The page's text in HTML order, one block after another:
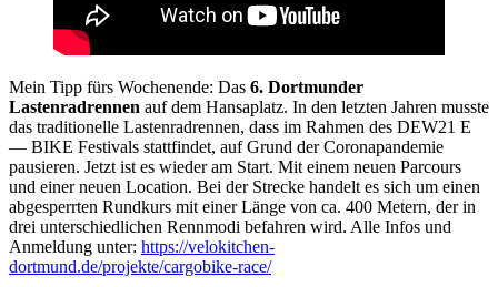
Mein Tipp fürs Wochenende: Das 6. Dortmunder
Lastenradrennen auf dem Hansaplatz. In den letzten Jahren musste
das traditionelle Lastenradrennen, dass im Rahmen des DEW21 E
— BIKE Festivals stattfindet, auf Grund der Coronapandemie
pausieren. Jetzt ist es wieder am Start. Mit einem neuen Parcours
und einer neuen Location. Bei der Strecke handelt es sich um einen
abgesperrten Rundkurs mit einer Länge von ca. 400 Metern, der in
drei unterschiedlichen Rennmodi befahren wird. Alle Infos und
Anmeldung unter: https://velokitchen-
dortmund.de/projekte/cargobike-race/